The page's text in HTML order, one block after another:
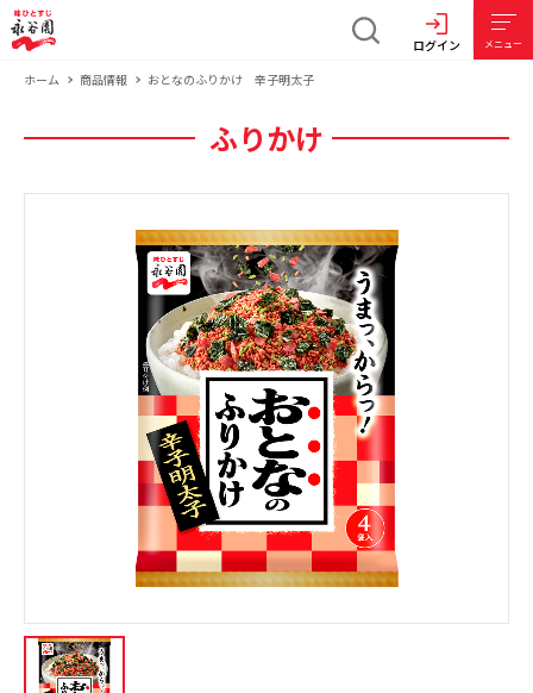
ログイン メニュー
ホーム 商品情報 おとなのふりかけ 辛子明太子
ふりかけ